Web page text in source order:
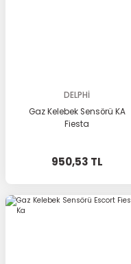
DELPHİ
Gaz Kelebek Sensörü KA
Fiesta
950,53 TL